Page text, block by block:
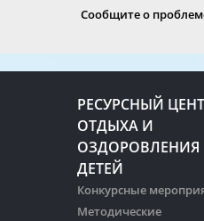
Сообщите о
РЕСУРСНЫЙ
ОТДЫХА И
ОЗДОРОВЛЕНИЯ
ДЕТЕЙ
Конкурсные
Методические